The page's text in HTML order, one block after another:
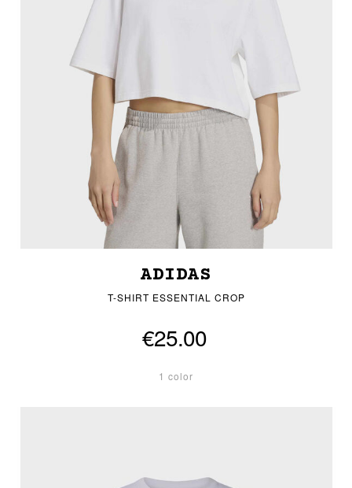
ADIDAS
T-SHIRT ESSENTIAL CROP
€25.00
1 color